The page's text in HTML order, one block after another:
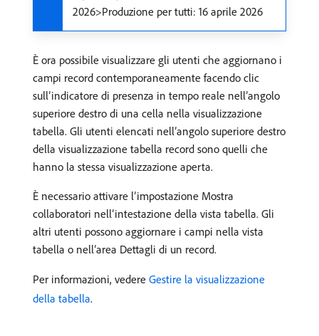
2026>Produzione per tutti: 16 aprile 2026
È ora possibile visualizzare gli utenti che aggiornano i
campi record contemporaneamente facendo clic
sull’indicatore di presenza in tempo reale nell’angolo
superiore destro di una cella nella visualizzazione
tabella. Gli utenti elencati nell’angolo superiore destro
della visualizzazione tabella record sono quelli che
hanno la stessa visualizzazione aperta.
È necessario attivare l’impostazione Mostra
collaboratori nell’intestazione della vista tabella. Gli
altri utenti possono aggiornare i campi nella vista
tabella o nell’area Dettagli di un record.
Per informazioni, vedere Gestire la visualizzazione
della tabella.